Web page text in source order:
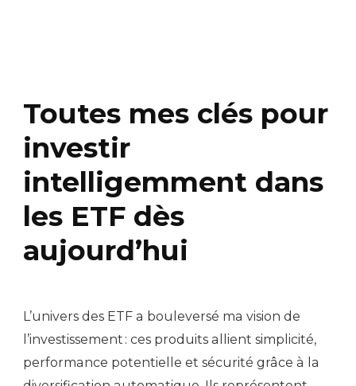
Toutes mes clés pour
investir
intelligemment dans
les ETF dès
aujourd’hui
L’univers des ETF a bouleversé ma vision de
l’investissement : ces produits allient simplicité,
performance potentielle et sécurité grâce à la